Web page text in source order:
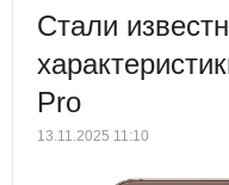
Стали
Pro
13.11.2025 11:10